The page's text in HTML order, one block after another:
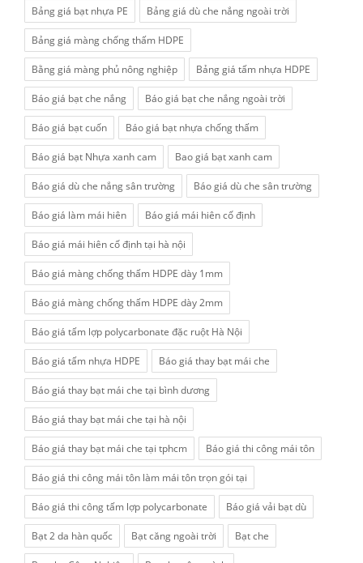
Bảng giá bạt nhựa PE Bảng giá dù che nắng ngoài trời
Bảng giá màng chống thấm HDPE
Bằng giá màng phủ nông nghiệp Bảng giá tấm nhựa HDPE
Báo giá bạt che nắng Báo giá bạt che nắng ngoài trời
Báo giá bạt cuốn Báo giá bạt nhựa chống thấm
Báo giá bạt Nhựa xanh cam Bao giá bạt xanh cam
Báo giá dù che nắng sân trường Báo giá dù che sân trường
Báo giá làm mái hiên Báo giá mái hiên cố định
Báo giá mái hiên cố định tại hà nội
Báo giá màng chống thấm HDPE dày 1mm
Báo giá màng chống thấm HDPE dày 2mm
Báo giá tấm lợp polycarbonate đặc ruột Hà Nội
Báo giá tấm nhựa HDPE Báo giá thay bạt mái che
Báo giá thay bạt mái che tại bình dương
Báo giá thay bạt mái che tại hà nội
Báo giá thay bạt mái che tại tphcm Báo giá thi công mái tôn
Báo giá thi công mái tôn làm mái tôn trọn gói tại
Báo giá thi công tấm lợp polycarbonate Báo giá vải bạt dù
Bạt 2 da hàn quốc Bạt căng ngoài trời Bạt che